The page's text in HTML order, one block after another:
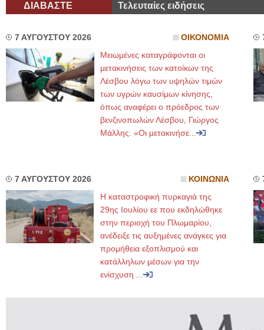
ΔΙΑΒΑΣΤΕ Τελευταίες ειδήσεις
7 ΑΥΓΟΥΣΤΟΥ 2026 ΟΙΚΟΝΟΜΙΑ
Μειωμένες καταγράφονται οι
μετακινήσεις των κατοίκων της
Λέσβου λόγω των υψηλών τιμών
των υγρών καυσίμων κίνησης,
όπως αναφέρει ο πρόεδρος των
βενζινοπωλών Λέσβου, Γιώργος
Μάλλης. «Οι μετακινήσε...
7 ΑΥΓΟΥΣΤΟΥ 2026 ΚΟΙΝΩΝΙΑ
Η καταστροφική πυρκαγιά της
29ης Ιουλίου εε που εκδηλώθηκε
στην περιοχή του Πλωμαρίου,
ανέδειξε τις αυξημένες ανάγκες για
προμήθεια εξοπλισμού και
κατάλληλων μέσων για την
ενίσχυση ...